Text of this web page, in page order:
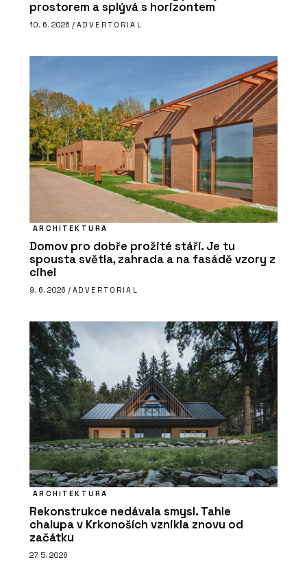
prostorem a splývá s horizontem
10. 6. 2026 / ADVERTORIAL
ARCHITEKTURA
Domov pro dobře prožité stáří. Je tu
spousta světla, zahrada a na fasádě vzory z
cihel
9. 6. 2026 / ADVERTORIAL
ARCHITEKTURA
Rekonstrukce nedávala smysl. Tahle
chalupa v Krkonoších vznikla znovu od
začátku
27. 5. 2026